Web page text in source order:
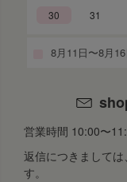
30
31
8月11日〜8月
営業時間 10:00〜
返信につきまして
す。